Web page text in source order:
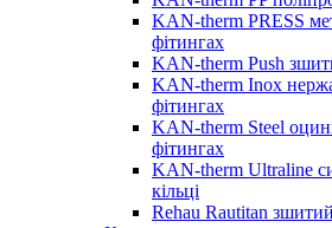
KAN-therm PRESS
фітингах
KAN-therm Push
KAN-therm Inox
фітингах
KAN-therm Steel
фітингах
KAN-therm Ultraline
кільці
Rehau Rautitan